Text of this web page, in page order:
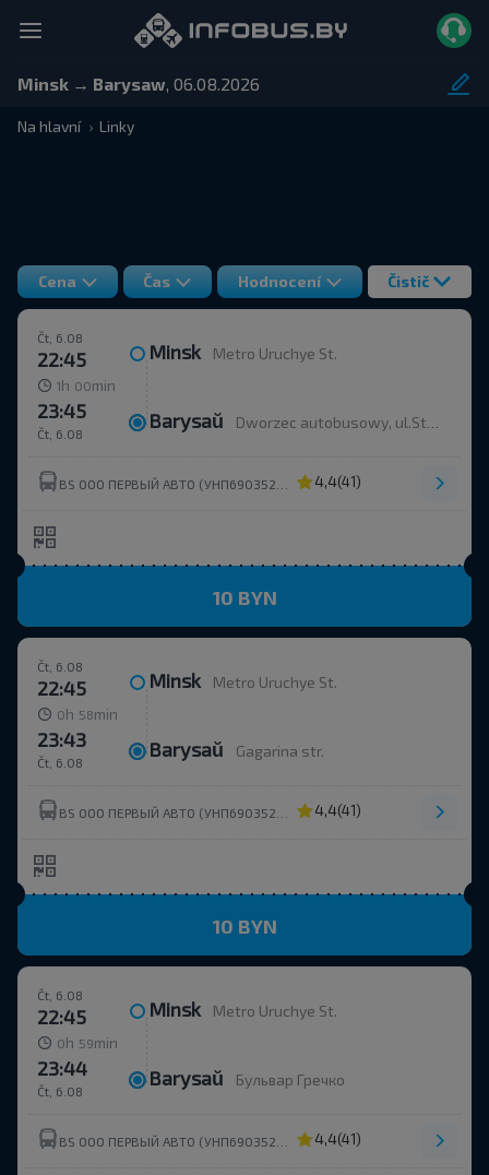
Minsk → Barysaw, 06.08.2026
Na hlavní Linky
Cena Čas Hodnocení Čistič
Čt, 6.08
22:45 Minsk Metro Uruchye St.
1h 00 min
Čt, 6.08
23:45 Barysaŭ Dworzec autobusowy, ul.Stroitelej 35
4,4(41)
10 BYN
Čt, 6.08
22:45 Minsk Metro Uruchye St.
0h 58 min
Čt, 6.08
23:43 Barysaŭ Gagarina str.
4,4(41)
10 BYN
Čt, 6.08
22:45 Minsk Metro Uruchye St.
0h 59 min
Čt, 6.08
23:44 Barysaŭ Бульвар Гречко
4,4(41)